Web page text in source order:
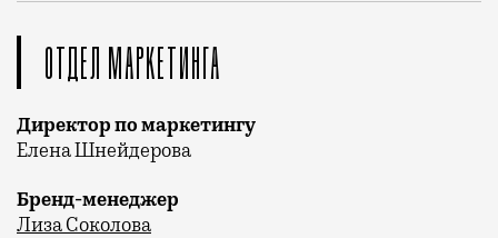
ОТДЕЛ МАРКЕТИНГА
Директор по маркетингу
Елена Шнейдерова
Бренд-менеджер
Лиза Соколова